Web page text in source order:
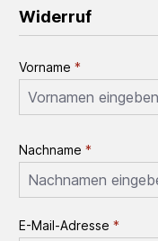
Widerruf
Vorname *
Nachname *
E-Mail-Adresse *